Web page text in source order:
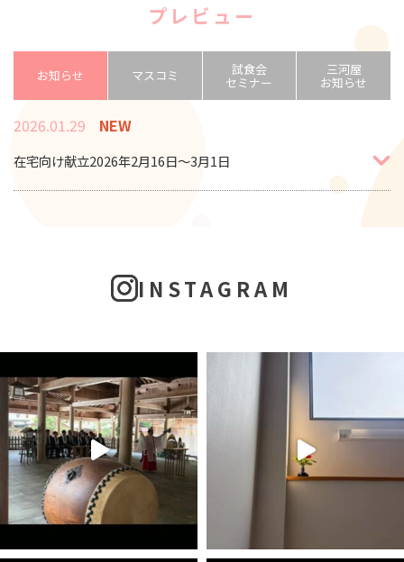
プレビュー
お知らせ マスコミ 試食会
セミナー
三河屋
お知らせ
2026.01.29 NEW
在宅向け献立2026年2月16日～3月1日
INSTAGRAM